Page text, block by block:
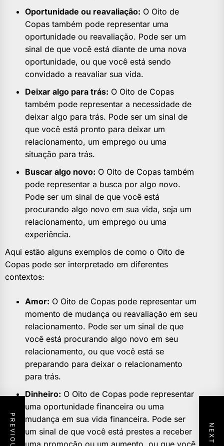
Oportunidade ou reavaliação: O Oito de
Copas também pode representar uma
oportunidade ou reavaliação. Pode ser um
sinal de que você está diante de uma nova
oportunidade, ou que você está sendo
convidado a reavaliar sua vida.
Deixar algo para trás: O Oito de Copas
também pode representar a necessidade de
deixar algo para trás. Pode ser um sinal de
que você está pronto para deixar um
relacionamento, um emprego ou uma
situação para trás.
Buscar algo novo: O Oito de Copas também
pode representar a busca por algo novo.
Pode ser um sinal de que você está
procurando algo novo em sua vida, seja um
relacionamento, um emprego ou uma
experiência.
Aqui estão alguns exemplos de como o Oito de
Copas pode ser interpretado em diferentes
contextos:
Amor: O Oito de Copas pode representar um
momento de mudança ou reavaliação em seu
relacionamento. Pode ser um sinal de que
você está procurando algo novo em seu
relacionamento, ou que você está se
preparando para deixar o relacionamento
para trás.
Dinheiro: O Oito de Copas pode representar
uma oportunidade financeira ou uma
mudança em sua vida financeira. Pode ser
um sinal de que você está prestes a receber